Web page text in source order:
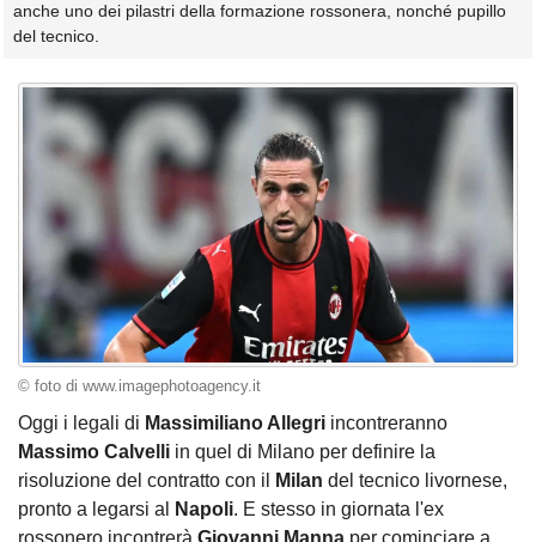
anche uno dei pilastri della formazione rossonera, nonché pupillo
del tecnico.
© foto di www.imagephotoagency.it
Oggi i legali di Massimiliano Allegri incontreranno
Massimo Calvelli in quel di Milano per definire la
risoluzione del contratto con il
Milan del tecnico livornese,
pronto a legarsi al
Napoli. E stesso in giornata l'ex